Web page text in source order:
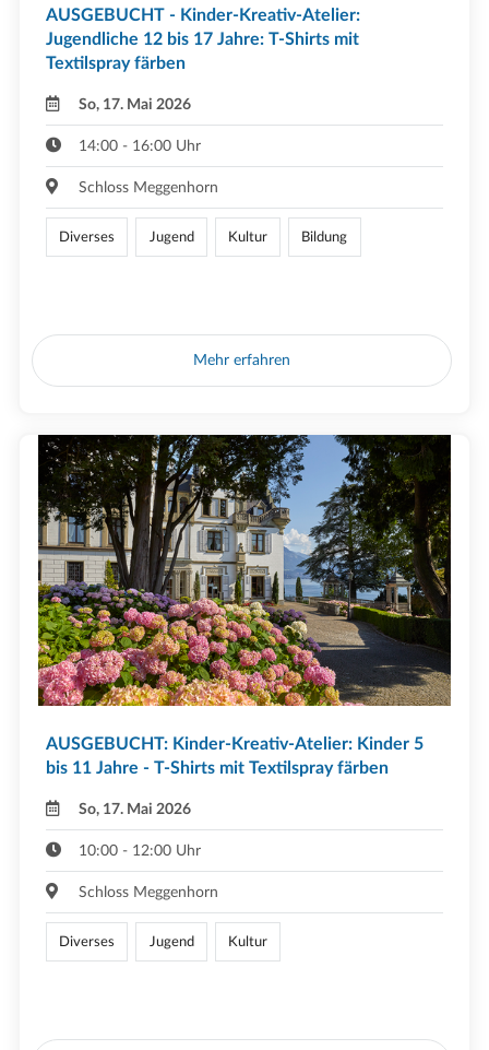
AUSGEBUCHT - Kinder-Kreativ-Atelier:
Jugendliche 12 bis 17 Jahre: T-Shirts mit
Textilspray färben
So, 17. Mai 2026
14:00 - 16:00 Uhr
Schloss Meggenhorn
Diverses Jugend Kultur Bildung
Mehr erfahren
AUSGEBUCHT: Kinder-Kreativ-Atelier: Kinder 5
bis 11 Jahre - T-Shirts mit Textilspray färben
So, 17. Mai 2026
10:00 - 12:00 Uhr
Schloss Meggenhorn
Diverses Jugend Kultur